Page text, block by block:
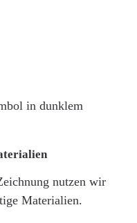
nutzen wir
Materialien.